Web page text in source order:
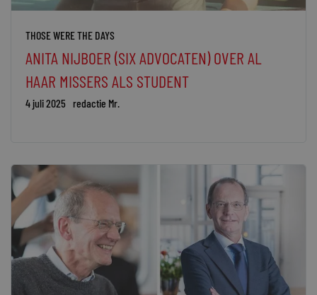
THOSE WERE THE DAYS
ANITA NIJBOER (SIX ADVOCATEN) OVER AL
HAAR MISSERS ALS STUDENT
4 juli 2025 redactie Mr.